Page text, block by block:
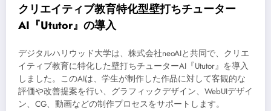
クリエイティブ教育特化型壁打ちチューター
AI『Ututor』の導入
デジタルハリウッド大学は、株式会社neoAIと共同で、クリエ
イティブ教育に特化した壁打ちチューターAI『Ututor』を導入
しました。このAIは、学生が制作した作品に対して客観的な
評価や改善提案を行い、グラフィックデザイン、WebUIデザイ
ン、CG、動画などの制作プロセスをサポートします。